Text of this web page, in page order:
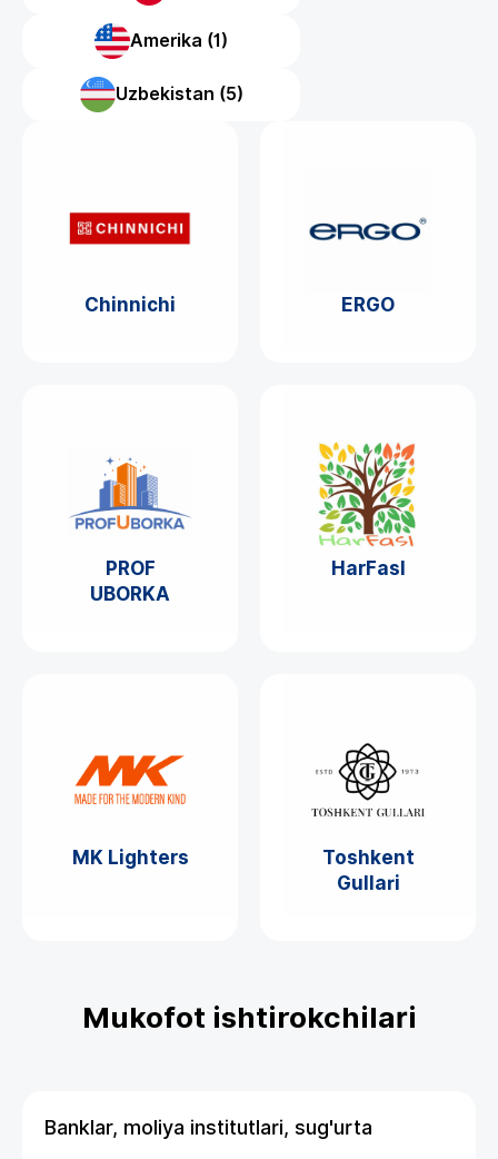
Amerika (1)
Uzbekistan (5)
Chinnichi ERGO
PROF
UBORKA
HarFasl
MK Lighters
Toshkent
Gullari
Mukofot ishtirokchilari
Banklar, moliya institutlari, sug'urta